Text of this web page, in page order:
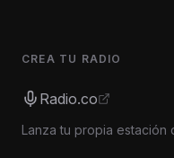
CREA TU RADIO
Radio.co
Lanza tu propia estación